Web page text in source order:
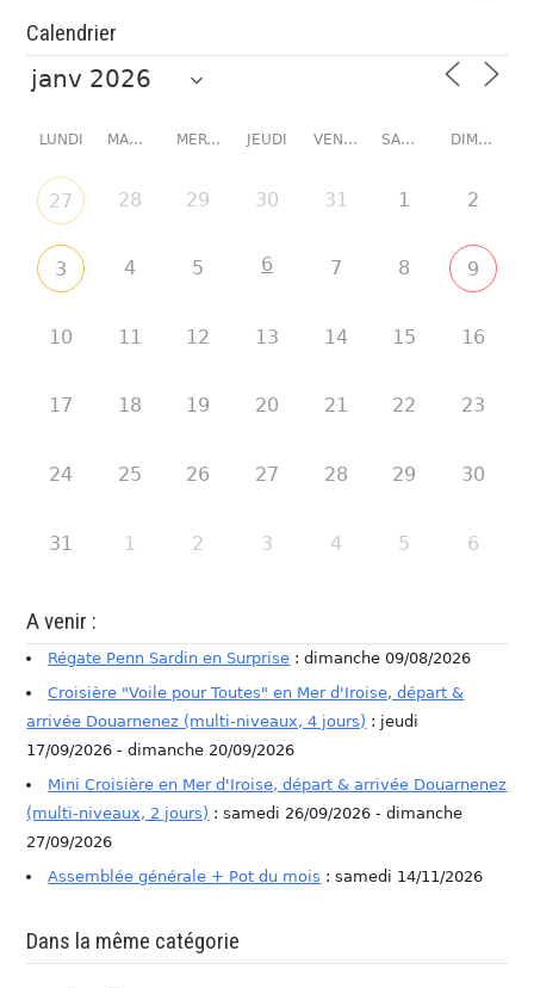
Calendrier
LUNDI MARDI MERCREDI JEUDI VENDREDI SAMEDI DIMANCHE
27 28 29 30 31 1 2
3 4 5 6 7 8 9
10 11 12 13 14 15 16
17 18 19 20 21 22 23
24 25 26 27 28 29 30
31 1 2 3 4 5 6
A venir :
Régate Penn Sardin en Surprise : dimanche 09/08/2026
Croisière "Voile pour Toutes" en Mer d'Iroise, départ &
arrivée Douarnenez (multi-niveaux, 4 jours) : jeudi
17/09/2026 - dimanche 20/09/2026
Mini Croisière en Mer d'Iroise, départ & arrivée Douarnenez
(multi-niveaux, 2 jours) : samedi 26/09/2026 - dimanche
27/09/2026
Assemblée générale + Pot du mois : samedi 14/11/2026
Dans la même catégorie